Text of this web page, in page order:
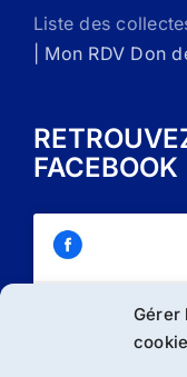
Gérer
Liste des
| Mon RDV Don
FACEBOOK
Cliquez